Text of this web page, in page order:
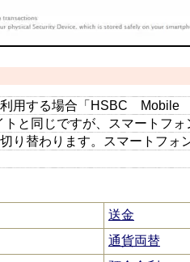
利用する場合「HSBC Mobile
と同じですが、スマートフォ
り替わります。スマートフォ
送金
通貨両替